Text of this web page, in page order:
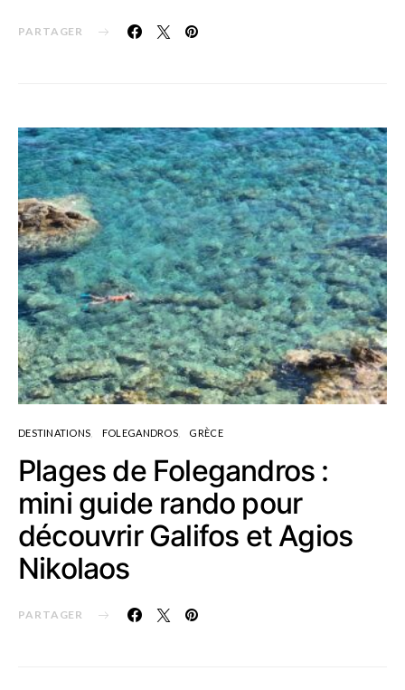
PARTAGER
DESTINATIONS FOLEGANDROS GRÈCE
Plages de Folegandros :
mini guide rando pour
découvrir Galifos et Agios
Nikolaos
PARTAGER